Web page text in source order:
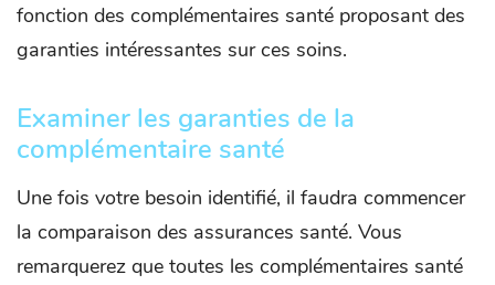
fonction des complémentaires santé proposant des
garanties intéressantes sur ces soins.
Examiner les garanties de la
complémentaire santé
Une fois votre besoin identifié, il faudra commencer
la comparaison des assurances santé. Vous
remarquerez que toutes les complémentaires santé